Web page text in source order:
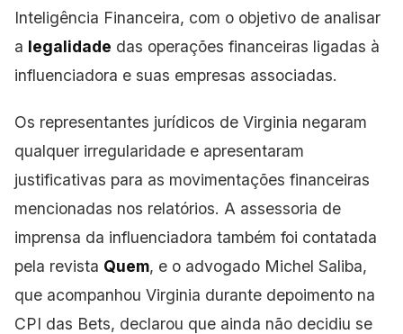
Inteligência Financeira, com o objetivo de analisar
a legalidade das operações financeiras ligadas à
influenciadora e suas empresas associadas.
Os representantes jurídicos de Virginia negaram
qualquer irregularidade e apresentaram
justificativas para as movimentações financeiras
mencionadas nos relatórios. A assessoria de
imprensa da influenciadora também foi contatada
pela revista Quem, e o advogado Michel Saliba,
que acompanhou Virginia durante depoimento na
CPI das Bets, declarou que ainda não decidiu se